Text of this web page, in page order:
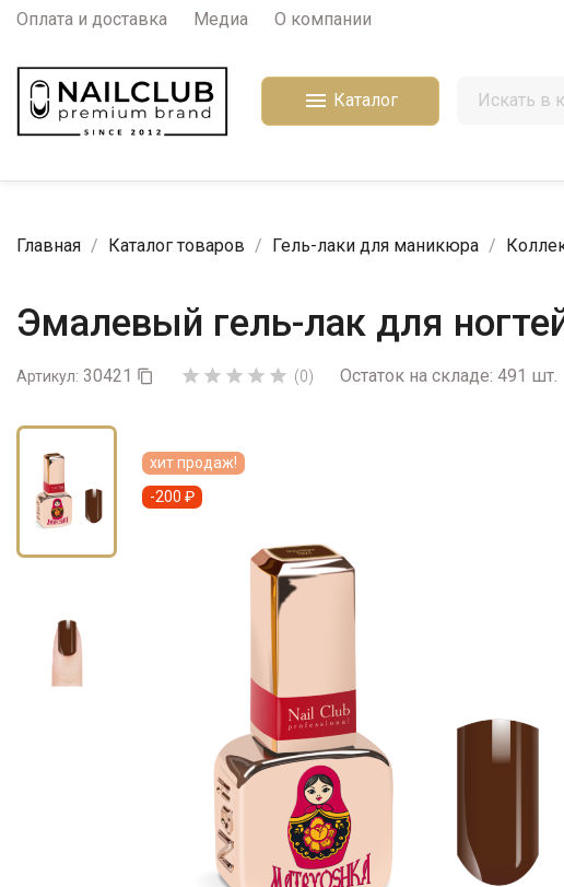
Оплата и доставка Медиа О компании
 Каталог
Главная Каталог товаров Гель-лаки для маникюра
Эмалевый гель-лак для
Артикул: 30421       (0) Остаток на складе: 491 шт.
хит продаж!
-200 ₽